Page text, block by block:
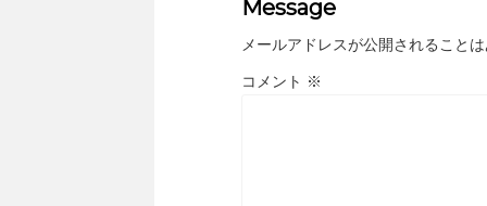
Message
メールアドレスが公開されること
コメント ※